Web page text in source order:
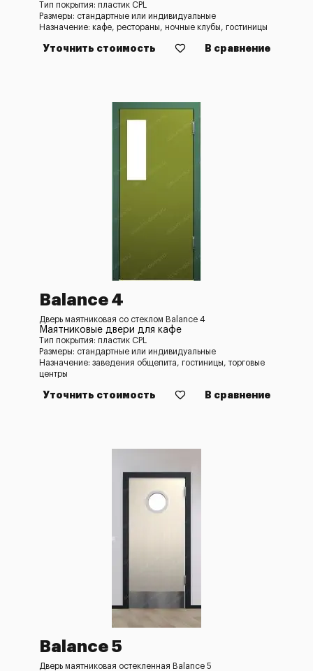
Тип покрытия: пластик CPL
Размеры: стандартные или индивидуальные
Назначение: кафе, рестораны, ночные клубы, гостиницы
Уточнить стоимость В сравнение
Balance 4
Дверь маятниковая со стеклом Balance 4
Маятниковые двери для кафе
Тип покрытия: пластик CPL
Размеры: стандартные или индивидуальные
Назначение: заведения общепита, гостиницы, торговые
центры
Уточнить стоимость В сравнение
Balance 5
Дверь маятниковая остекленная Balance 5